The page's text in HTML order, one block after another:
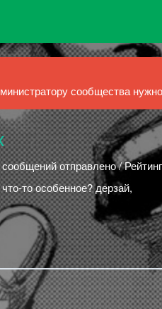
сообщества
отправлено /
то особенное? дерзай,